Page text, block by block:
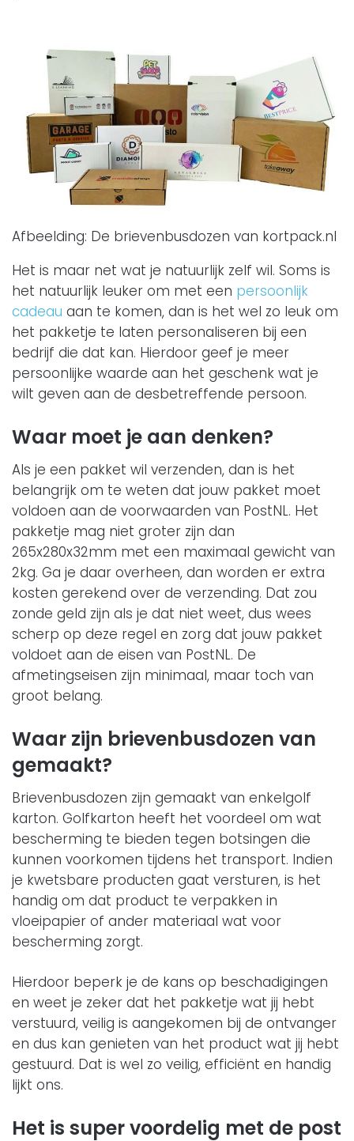
Afbeelding: De brievenbusdozen van kortpack.nl
Het is maar net wat je natuurlijk zelf wil. Soms is
het natuurlijk leuker om met een persoonlijk
cadeau aan te komen, dan is het wel zo leuk om
het pakketje te laten personaliseren bij een
bedrijf die dat kan. Hierdoor geef je meer
persoonlijke waarde aan het geschenk wat je
wilt geven aan de desbetreffende persoon.
Waar moet je aan denken?
Als je een pakket wil verzenden, dan is het
belangrijk om te weten dat jouw pakket moet
voldoen aan de voorwaarden van PostNL. Het
pakketje mag niet groter zijn dan
265x280x32mm met een maximaal gewicht van
2kg. Ga je daar overheen, dan worden er extra
kosten gerekend over de verzending. Dat zou
zonde geld zijn als je dat niet weet, dus wees
scherp op deze regel en zorg dat jouw pakket
voldoet aan de eisen van PostNL. De
afmetingseisen zijn minimaal, maar toch van
groot belang.
Waar zijn brievenbusdozen van
gemaakt?
Brievenbusdozen zijn gemaakt van enkelgolf
karton. Golfkarton heeft het voordeel om wat
bescherming te bieden tegen botsingen die
kunnen voorkomen tijdens het transport. Indien
je kwetsbare producten gaat versturen, is het
handig om dat product te verpakken in
vloeipapier of ander materiaal wat voor
bescherming zorgt.
Hierdoor beperk je de kans op beschadigingen
en weet je zeker dat het pakketje wat jij hebt
verstuurd, veilig is aangekomen bij de ontvanger
en dus kan genieten van het product wat jij hebt
gestuurd. Dat is wel zo veilig, efficiënt en handig
lijkt ons.
Het is super voordelig met de post